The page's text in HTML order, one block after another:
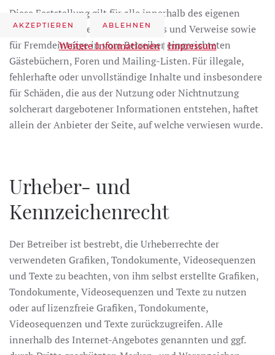
Diese Feststellung gilt für alle innerhalb des eigenen
Internet-Angebotes gesetzten Links und Verweise sowie
für Fremdeinträge in vom Betreiber eingerichteten
Gästebüchern, Foren und Mailing-Listen. Für illegale,
fehlerhafte oder unvollständige Inhalte und insbesondere
für Schäden, die aus der Nutzung oder Nichtnutzung
solcherart dargebotener Informationen entstehen, haftet
allein der Anbieter der Seite, auf welche verwiesen wurde.
Urheber- und
Kennzeichenrecht
Der Betreiber ist bestrebt, die Urheberrechte der
verwendeten Grafiken, Tondokumente, Videosequenzen
und Texte zu beachten, von ihm selbst erstellte Grafiken,
Tondokumente, Videosequenzen und Texte zu nutzen
oder auf lizenzfreie Grafiken, Tondokumente,
Videosequenzen und Texte zurückzugreifen. Alle
innerhalb des Internet-Angebotes genannten und ggf.
AKZEPTIEREN ABLEHNEN
Weitere Informationen|Impressum